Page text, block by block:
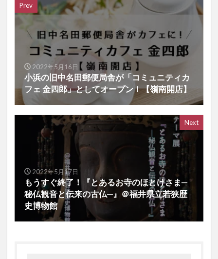
Prev
2022年5月16日
小浜の旧中名田郵便局舎が「コミュニティカ
フェ 金四郎」としてオープン！【嶺南開店】
Next
2022年5月17日
もうすぐ終了！『とあるお寺のほとけさま─
秘仏観音と伝来の古仏─』＠福井県立若狭歴
史博物館